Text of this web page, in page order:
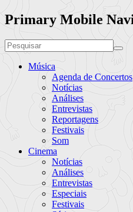
Primary Mobile
Música
Agenda de Concertos
Notícias
Análises
Entrevistas
Reportagens
Festivais
Som
Cinema
Notícias
Análises
Entrevistas
Especiais
Festivais